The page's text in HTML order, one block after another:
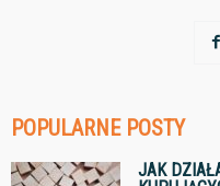
POPULARNE POSTY
JAK